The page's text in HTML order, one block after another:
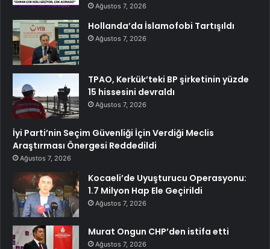
Ağustos 7, 2026
Hollanda’da İslamofobi Tartışıldı
Ağustos 7, 2026
TPAO, Kerkük’teki BP şirketinin yüzde
15 hissesini devraldı
Ağustos 7, 2026
İyi Parti’nin Seçim Güvenliği İçin Verdiği Meclis
Araştırması Önergesi Reddedildi
Ağustos 7, 2026
Kocaeli’de Uyuşturucu Operasyonu:
1.7 Milyon Hap Ele Geçirildi
Ağustos 7, 2026
Murat Ongun CHP’den istifa etti
Ağustos 7, 2026